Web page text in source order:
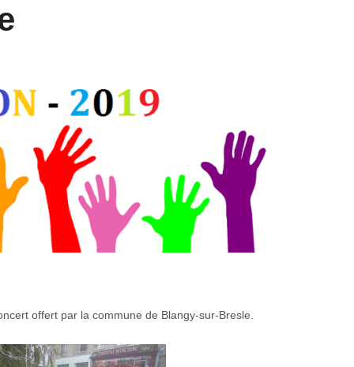
offert par la commune de Blangy-sur-Bresle.